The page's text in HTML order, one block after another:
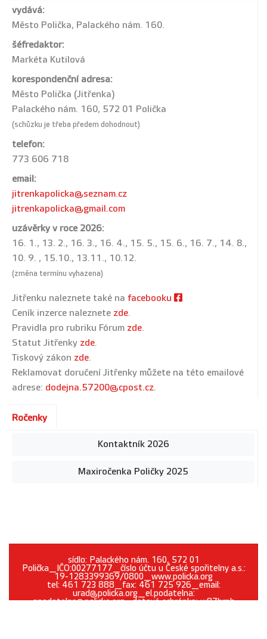
vydává:
Město Polička, Palackého nám. 160.
šéfredaktor:
Markéta Kutilová
korespondenční adresa:
Město Polička (Jitřenka)
Palackého nám. 160, 572 01 Polička
(schůzku je třeba předem dohodnout)
telefon:
773 606 718
email:
jitrenkapolicka@seznam.cz
jitrenkapolicka@gmail.com
uzávěrky v roce 2026:
16. 1., 13. 2., 16. 3., 16. 4., 15. 5., 15. 6., 16. 7., 14. 8.,
10. 9. , 15.10., 13.11., 10.12.
(změna termínu vyhazena)
Jitřenku naleznete také na facebooku
Ceník inzerce naleznete zde.
Pravidla pro rubriku Fórum zde.
Statut Jitřenky zde.
Tiskový zákon zde.
Reklamovat doručení Jitřenky můžete na této emailové
adrese: dodejna.57200@cpost.cz.
Ročenky
Kontaktník 2026
Maxiročenka Poličky 2025
sídlo: Palackého nám. 160, 572 01
Polička_IČO:00277177_číslo účtu u České spořitelny a.s.:
19-1283399369/0800_www.policka.org
tel: 461 723 888_fax: 461 725 926_email:
urad@policka.org_el.podatelna:
epodatelna@policka.org_datová schránka: w87brph